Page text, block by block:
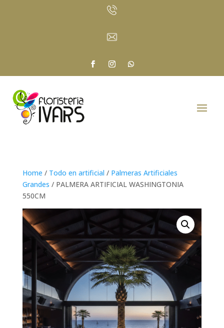
Home / Todo en artificial / Palmeras Artificiales
Grandes / PALMERA ARTIFICIAL WASHINGTONIA
550CM